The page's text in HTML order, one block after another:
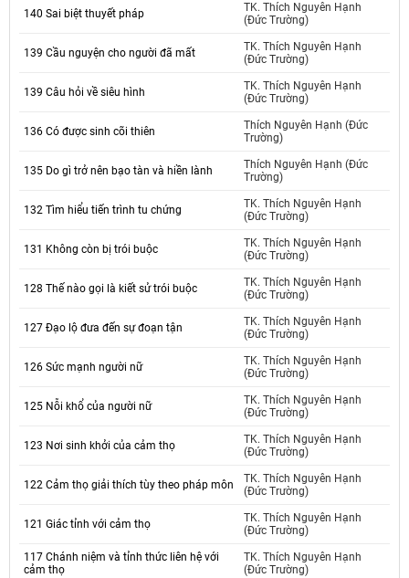
140 Sai biệt thuyết pháp
TK. Thích Nguyên Hạnh
(Đức Trường)
139 Cầu nguyện cho người đã mất
TK. Thích Nguyên Hạnh
(Đức Trường)
139 Câu hỏi về siêu hình
TK. Thích Nguyên Hạnh
(Đức Trường)
136 Có được sinh cõi thiên
Thích Nguyên Hạnh (Đức
Trường)
135 Do gì trở nên bạo tàn và hiền lành
Thích Nguyên Hạnh (Đức
Trường)
132 Tìm hiểu tiến trình tu chứng
TK. Thích Nguyên Hạnh
(Đức Trường)
131 Không còn bị trói buộc
TK. Thích Nguyên Hạnh
(Đức Trường)
128 Thế nào gọi là kiết sử trói buộc
TK. Thích Nguyên Hạnh
(Đức Trường)
127 Đạo lộ đưa đến sự đoạn tận
TK. Thích Nguyên Hạnh
(Đức Trường)
126 Sức mạnh người nữ
TK. Thích Nguyên Hạnh
(Đức Trường)
125 Nỗi khổ của người nữ
TK. Thích Nguyên Hạnh
(Đức Trường)
123 Nơi sinh khởi của cảm thọ
TK. Thích Nguyên Hạnh
(Đức Trường)
122 Cảm thọ giải thích tùy theo pháp môn
TK. Thích Nguyên Hạnh
(Đức Trường)
121 Giác tỉnh với cảm thọ
TK. Thích Nguyên Hạnh
(Đức Trường)
117 Chánh niệm và tỉnh thức liên hệ với
cảm thọ
TK. Thích Nguyên Hạnh
(Đức Trường)